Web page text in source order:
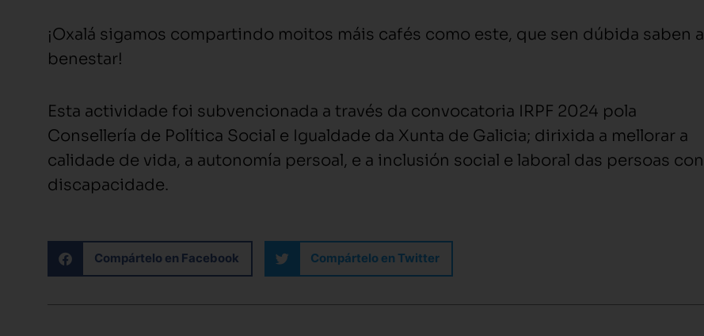
¡Oxalá sigamos compartindo moitos máis cafés como este, que sen dúbida saben a
benestar!
Esta actividade foi subvencionada a través da convocatoria IRPF 2024 pola
Consellería de Política Social e Igualdade da Xunta de Galicia; dirixida a mellorar a
calidade de vida, a autonomía persoal, e a inclusión social e laboral das persoas con
discapacidade.
Compártelo en Facebook Compártelo en Twitter